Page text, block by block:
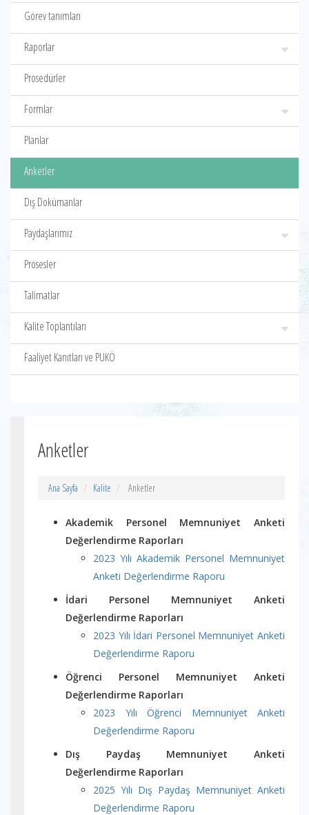
Görev tanımları
Raporlar
Prosedürler
Formlar
Planlar
Anketler
Dış Dokümanlar
Paydaşlarımız
Prosesler
Talimatlar
Kalite Toplantıları
Faaliyet Kanıtları ve PUKÖ
Anketler
Ana Sayfa Kalite Anketler
Akademik Personel Memnuniyet Anketi
Değerlendirme Raporları
2023 Yılı Akademik Personel Memnuniyet
Anketi Değerlendirme Raporu
İdari Personel Memnuniyet Anketi
Değerlendirme Raporları
2023 Yılı İdari Personel Memnuniyet Anketi
Değerlendirme Raporu
Öğrenci Personel Memnuniyet Anketi
Değerlendirme Raporları
2023 Yılı Öğrenci Memnuniyet Anketi
Değerlendirme Raporu
Dış Paydaş Memnuniyet Anketi
Değerlendirme Raporları
2025 Yılı Dış Paydaş Memnuniyet Anketi
Değerlendirme Raporu